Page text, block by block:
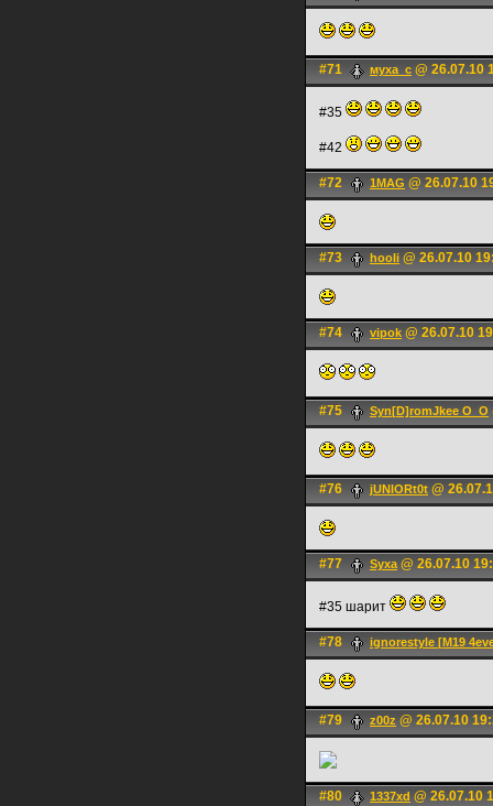
#71 муха_с @ 26.07.10
#35
#42
#72 1MAG @ 26.07.10
#73 hooli @ 26.07.10
#74 vipok @ 26.07.10
#75 Syn[D]romJkee O_O
#76 jUNIORt0t @
#77 Syxa@ 26.07.10
#35 шарит
#78 ignorestyle [M19
#79 z00z @ 26.07.10
#80 1337xd @ 26.07.10